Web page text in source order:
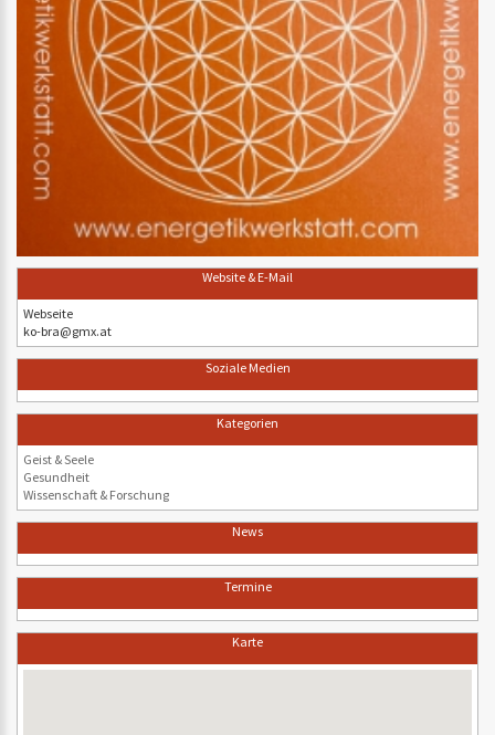
Website & E-Mail
Webseite
ko-bra@gmx.at
Soziale Medien
Kategorien
Geist & Seele
Gesundheit
Wissenschaft & Forschung
News
Termine
Karte